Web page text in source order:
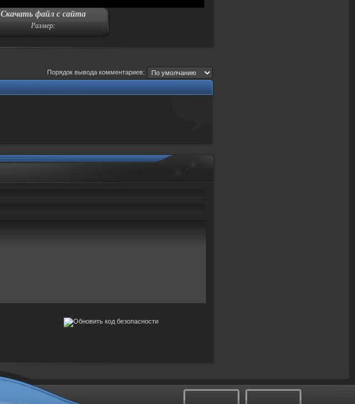
Скачать файл с сайта
Размер:
Порядок вывода комментариев: